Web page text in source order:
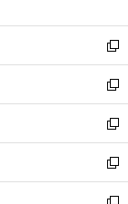
ウ
で
開
く
ン
ド
ウ
で
開
く
新
し
い
ウ
ィ
ン
ド
ウ
新
し
い
ウ
ィ
ン
新
し
い
ウ
新
し